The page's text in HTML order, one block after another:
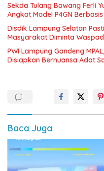
Sekda Tulang Bawang Ferli
Angkat Model P4GN
Disdik Lampung Selatan
Masyarakat Diminta
PWI Lampung Gandeng
Disiapkan Bernuansa Adat
Baca Juga